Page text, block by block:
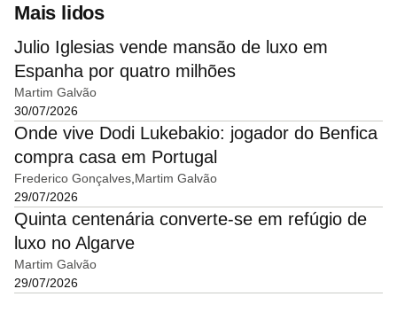
Mais lidos
Julio Iglesias vende mansão de luxo em
Espanha por quatro milhões
Martim Galvão
30/07/2026
Onde vive Dodi Lukebakio: jogador do Benfica
compra casa em Portugal
Frederico Gonçalves Martim Galvão
29/07/2026
Quinta centenária converte-se em refúgio de
luxo no Algarve
Martim Galvão
29/07/2026